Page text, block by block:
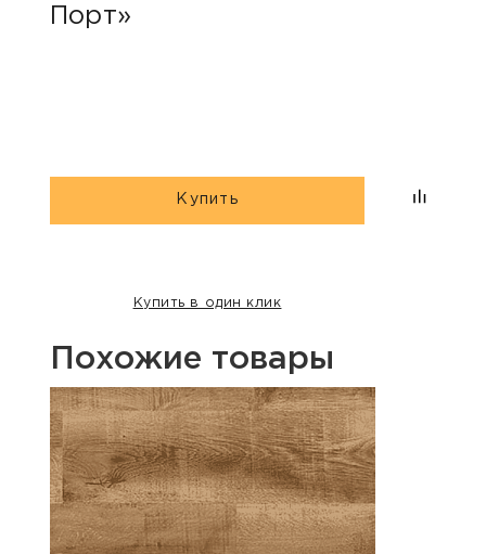
Порт»
Купить
Купить в один клик
Похожие товары